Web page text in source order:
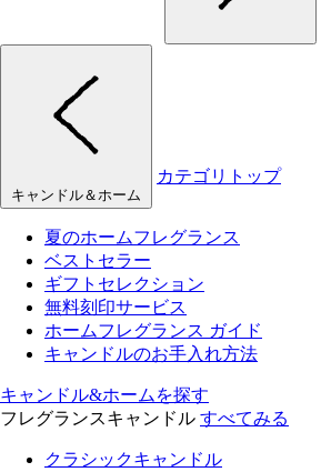
キャンドル＆ホーム
カテゴリトップ
夏のホームフレグランス
ベストセラー
ギフトセレクション
無料刻印サービス
ホームフレグランス ガイド
キャンドルのお手入れ方法
キャンドル&ホームを探す
フレグランスキャンドル すべてみる
クラシックキャンドル